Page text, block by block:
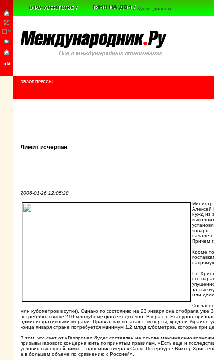
Куплю диплом
ОБЗОР ПРЕССЫ
Лимит исчерпан
2006-01-26 12:05:28
Министр
Алексей
нужд из
января
начале
Причем
Кроме
Г-н
его
за
млн
млн кубометров в сутки). Однако по состоянию на 23 января она отобрала
потреблять свыше 210 млн кубометров ежесуточно. Вчера г-н Ехануров,
административными мерами. Правда, как полагают эксперты, вряд ли Украине
конца января стране потребуется минимум 1,2 млрд кубометров, которые при
В том, что счет от «Газпрома» будет составлен на основе максимально
призывы газового концерна жить по принятым правилам. «Есть еще и
условия нынешней зимы, -- напомнил вчера в Санкт-Петербурге Виктор
а в большем объеме по сравнению с Россией».